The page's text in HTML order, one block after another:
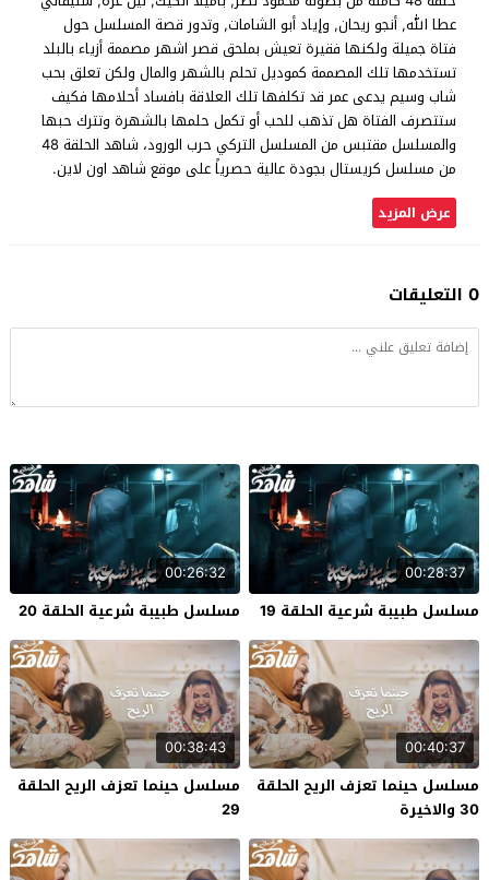
عطا الله, أنجو ريحان, وإياد أبو الشامات, وتدور قصة المسلسل حول
فتاة جميلة ولكنها فقيرة تعيش بملحق قصر اشهر مصممة أزياء بالبلد
تستخدمها تلك المصممة كموديل تحلم بالشهر والمال ولكن تعلق بحب
شاب وسيم يدعى عمر قد تكلفها تلك العلاقة بافساد أحلامها فكيف
ستتصرف الفتاة هل تذهب للحب أو تكمل حلمها بالشهرة وتترك حبها
والمسلسل مقتبس من المسلسل التركي حرب الورود، شاهد الحلقة 48
من مسلسل كريستال بجودة عالية حصرياً على موقع شاهد اون لاين.
عرض المزيد
0 التعليقات
00:28:37
مسلسل طبيبة شرعية الحلقة 19
00:26:32
مسلسل طبيبة شرعية الحلقة 20
00:40:37
مسلسل حينما تعزف الريح الحلقة
30 والاخيرة
00:38:43
مسلسل حينما تعزف الريح الحلقة
29